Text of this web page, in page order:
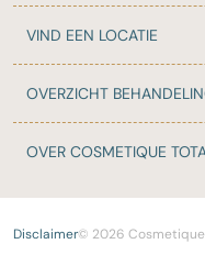
VIND EEN LOCATIE
OVERZICHT
OVER COSMETIQUE
Disclaimer© 2026